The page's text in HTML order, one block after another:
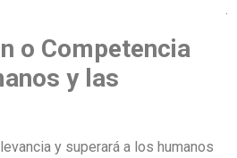
.
o Competencia
y las
y superará a los humanos